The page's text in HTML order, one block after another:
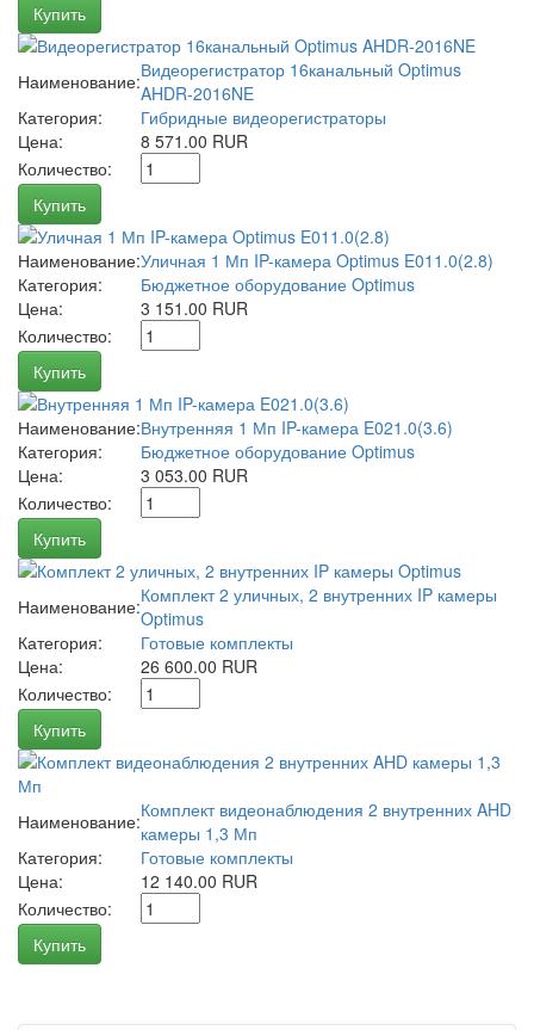
Купить
Наименование:Видеорегистратор 16канальный Optimus
AHDR-2016NE
Категория:
Гибридные видеорегистраторы
Цена:
8 571.00 RUR
Количество:
Купить
Наименование:Уличная 1 Мп IP-камера Optimus E011.0(2.8)
Категория:
Бюджетное оборудование Optimus
Цена:
3 151.00 RUR
Количество:
Купить
Наименование:Внутренняя 1 Мп IP-камера E021.0(3.6)
Категория:
Бюджетное оборудование Optimus
Цена:
3 053.00 RUR
Количество:
Купить
Наименование:Комплект 2 уличных, 2 внутренних IP камеры
Optimus
Категория:
Готовые комплекты
Цена:
26 600.00 RUR
Количество:
Купить
Наименование:Комплект видеонаблюдения 2 внутренних AHD
камеры 1,3 Мп
Категория:
Готовые комплекты
Цена:
12 140.00 RUR
Количество:
Купить